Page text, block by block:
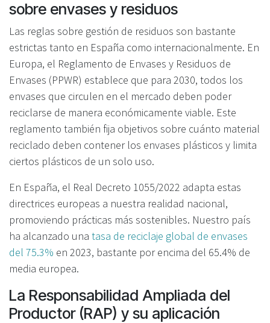
sobre envases y residuos
Las reglas sobre gestión de residuos son bastante
estrictas tanto en España como internacionalmente. En
Europa, el Reglamento de Envases y Residuos de
Envases (PPWR) establece que para 2030, todos los
envases que circulen en el mercado deben poder
reciclarse de manera económicamente viable. Este
reglamento también fija objetivos sobre cuánto material
reciclado deben contener los envases plásticos y limita
ciertos plásticos de un solo uso.
En España, el Real Decreto 1055/2022 adapta estas
directrices europeas a nuestra realidad nacional,
promoviendo prácticas más sostenibles. Nuestro país
ha alcanzado una tasa de reciclaje global de envases
del 75.3% en 2023, bastante por encima del 65.4% de
media europea.
La Responsabilidad Ampliada del
Productor (RAP) y su aplicación